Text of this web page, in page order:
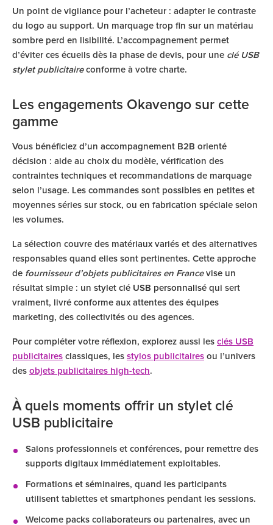
Un point de vigilance pour l’acheteur : adapter le contraste
du logo au support. Un marquage trop fin sur un matériau
sombre perd en lisibilité. L’accompagnement permet
d’éviter ces écueils dès la phase de devis, pour une clé USB
stylet publicitaireconforme à votre charte.
Les engagements Okavengo sur cette
gamme
Vous bénéficiez d’un accompagnement B2B orienté
décision : aide au choix du modèle, vérification des
contraintes techniques et recommandations de marquage
selon l’usage. Les commandes sont possibles en petites et
moyennes séries sur stock, ou en fabrication spéciale selon
les volumes.
La sélection couvre des matériaux variés et des alternatives
responsables quand elles sont pertinentes. Cette approche
de fournisseur d’objets publicitaires en Francevise un
résultat simple : un stylet clé USB personnalisé qui sert
vraiment, livré conforme aux attentes des équipes
marketing, des collectivités ou des agences.
Pour compléter votre réflexion, explorez aussi les clés USB
publicitaires classiques, les stylos publicitaires ou l’univers
des objets publicitaires high-tech.
À quels moments offrir un stylet clé
USB publicitaire
Salons professionnels et conférences, pour remettre des
supports digitaux immédiatement exploitables.
Formations et séminaires, quand les participants
utilisent tablettes et smartphones pendant les sessions.
Welcome packs collaborateurs ou partenaires, avec un